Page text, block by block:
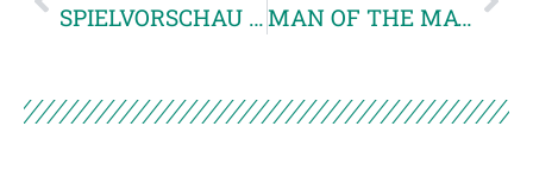
SPIELVORSCHAU SV JOSKO RIED : SK STURM GRAZ MAN OF THE MATCH: Daniel Royer